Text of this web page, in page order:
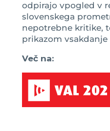
odpirajo vpogled v
slovenskega
nepotrebne kritike,
prikazom vsakdanje
Več na: